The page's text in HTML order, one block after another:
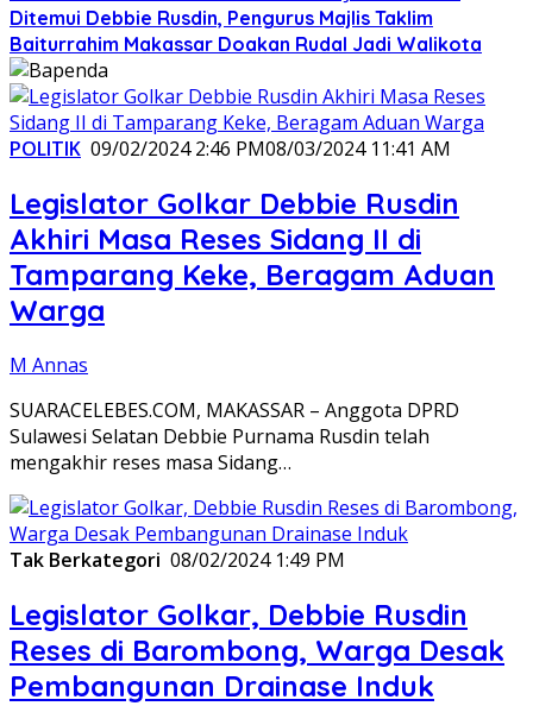
Ditemui Debbie Rusdin, Pengurus Majlis Taklim
Baiturrahim Makassar Doakan Rudal Jadi Walikota
POLITIK 09/02/2024 2:46 PM08/03/2024 11:41 AM
Legislator Golkar Debbie Rusdin
Akhiri Masa Reses Sidang II di
Tamparang Keke, Beragam Aduan
Warga
M Annas
SUARACELEBES.COM, MAKASSAR – Anggota DPRD
Sulawesi Selatan Debbie Purnama Rusdin telah
mengakhir reses masa Sidang…
Tak Berkategori 08/02/2024 1:49 PM
Legislator Golkar, Debbie Rusdin
Reses di Barombong, Warga Desak
Pembangunan Drainase Induk